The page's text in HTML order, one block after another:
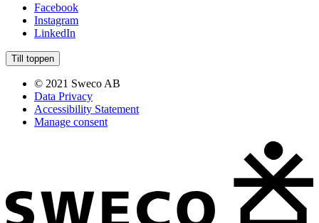
Facebook
Instagram
LinkedIn
Till toppen
© 2021 Sweco AB
Data Privacy
Accessibility Statement
Manage consent